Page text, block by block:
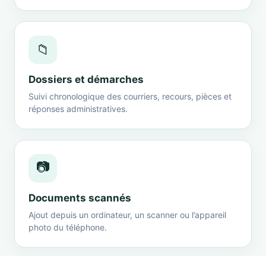
📁
Dossiers et démarches
Suivi chronologique des courriers, recours, pièces et
réponses administratives.
📷
Documents scannés
Ajout depuis un ordinateur, un scanner ou l’appareil
photo du téléphone.